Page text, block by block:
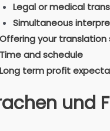
Legal or medical
Simultaneous
Offering your translation
Time and schedule
Long term profit
und